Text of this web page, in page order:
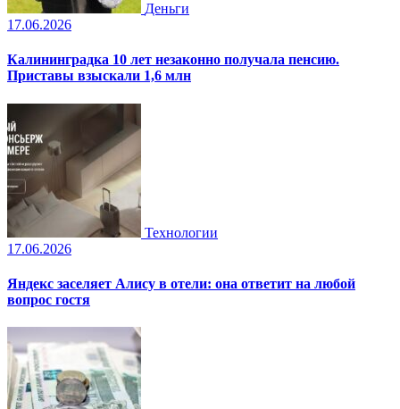
Деньги
17.06.2026
Калининградка 10 лет незаконно получала пенсию.
Приставы взыскали 1,6 млн
Технологии
17.06.2026
Яндекс заселяет Алису в отели: она ответит на любой
вопрос гостя